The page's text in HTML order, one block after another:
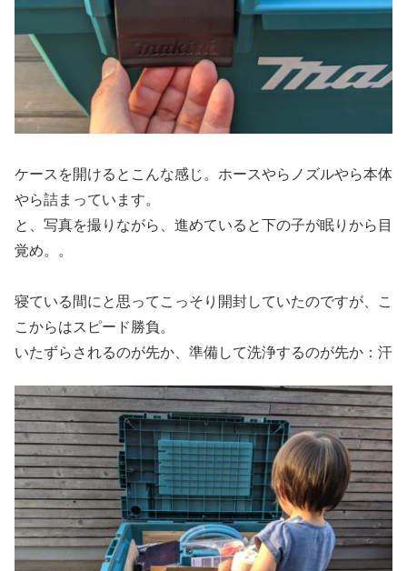
ケースを開けるとこんな感じ。ホースやらノズルやら本体
やら詰まっています。
と、写真を撮りながら、進めていると下の子が眠りから目
覚め。。
寝ている間にと思ってこっそり開封していたのですが、こ
こからはスピード勝負。
いたずらされるのが先か、準備して洗浄するのが先か：汗